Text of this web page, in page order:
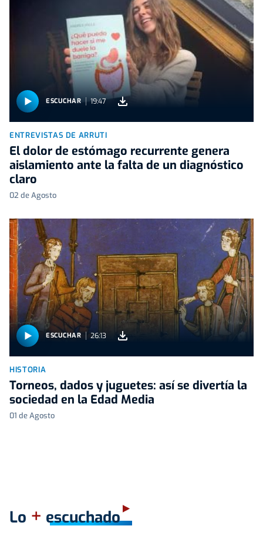
ESCUCHAR 19:47
ENTREVISTAS DE ARRUTI
El dolor de estómago recurrente genera
aislamiento ante la falta de un diagnóstico
claro
02 de Agosto
ESCUCHAR 26:13
HISTORIA
Torneos, dados y juguetes: así se divertía la
sociedad en la Edad Media
01 de Agosto
Lo + escuchado